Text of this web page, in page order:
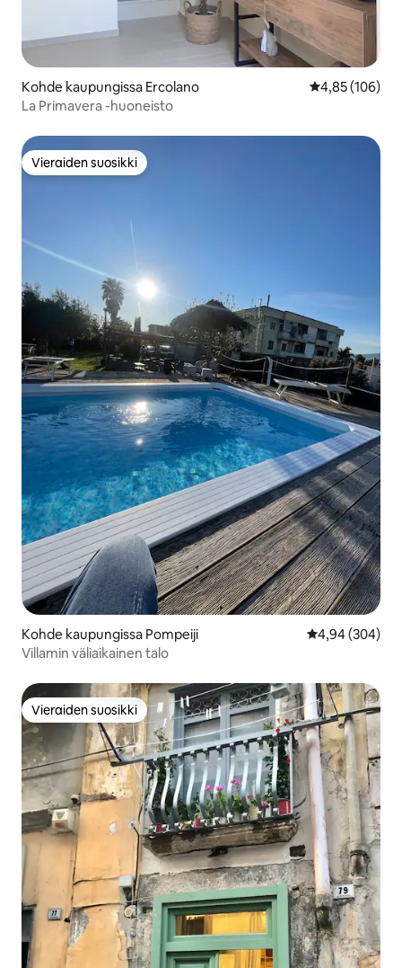
Kohde kaupungissa Ercolano
4,85 (106)
La Primavera -huoneisto
Vieraiden suosikki
Vieraiden suosikki
Kohde kaupungissa Pompeiji
4,94 (304)
Villamin väliaikainen talo
Vieraiden suosikki
Vieraiden suosikki